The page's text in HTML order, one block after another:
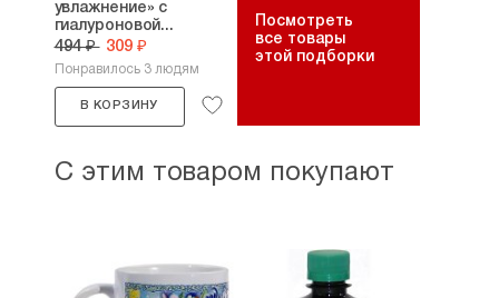
увлажнение» с
гиалуроновой...
494 ₽ 309 ₽
Понравилось 3 людям
В КОРЗИНУ
Посмотреть
все товары
этой подборки
С этим товаром покупают